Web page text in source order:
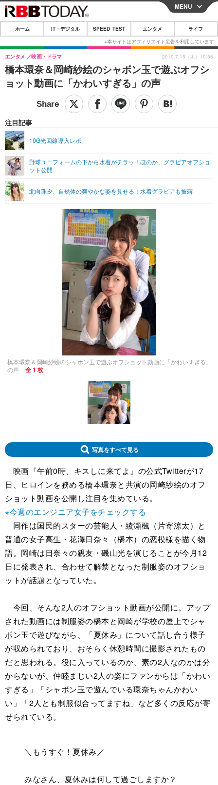
CLOSE
ホーム
IT・デジタル
IT・デジタルTOP スマートフォン
ショッピング その他
SPEED TEST
エンタメTOP 映画・ドラマ
グラビア
ショッピング その他
ライフTOP
その他
リリース一覧
プッシュ通知の停止方法
MENU
ホーム IT・デジタル SPEED TEST エンタメ ライフ
橋本環奈＆岡崎紗絵のシャボン玉で遊ぶオフシ
ョット動画に「かわいすぎる」の声
エンタメ 映画・ドラマ
注目記事
10G光回線導入レポ
野球ユニフォームの下から水着がチラッ！ほのか、グラビアオフショ
ット公開
北向珠夕、自然体の爽やかな姿を見せる！水着グラビアも披露
2019.7.18（木）10:56
橋本環奈＆岡崎紗絵のシャボン玉で遊ぶオフショット動画に「かわいすぎる」
の声
全 1 枚
写真をすべて見る
映画『午前0時、キスしに来てよ』の公式Twitterが17
日、ヒロインを務める橋本環奈と共演の岡崎紗絵のオフ
ショット動画を公開し注目を集めている。
※今週のエンジニア女子をチェックする
同作は国民的スターの芸能人・綾瀬楓（片寄涼太）と
普通の女子高生・花澤日奈々（橋本）の恋模様を描く物
語。岡崎は日奈々の親友・磯山光を演じることが今月12
日に発表され、合わせて解禁となった制服姿のオフショ
ットが話題となっていた。
今回、そんな2人のオフショット動画が公開に。アップ
された動画には制服姿の橋本と岡崎が学校の屋上でシャ
ボン玉で遊びながら、「夏休み」について話し合う様子
が収められており、おそらく休憩時間に撮影されたもの
だと思われる。役に入っているのか、素の2人なのかは分
からないが、仲睦まじい2人の姿にファンからは「かわい
すぎる」「シャボン玉で遊んでいる環奈ちゃんかわい
い」「2人とも制服似合ってますね」など多くの反応が寄
せられている。
＼もうすぐ！夏休み／
みなさん、夏休みは何して過ごしますか？